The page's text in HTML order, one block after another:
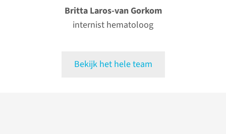
Britta Laros-van Gorkom
internist hematoloog
Bekijk het hele team